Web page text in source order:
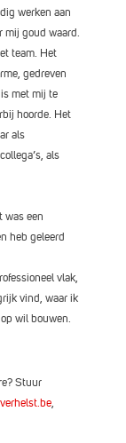
werken aan
mij goud waard.
team. Het
gedreven
met mij te
hoorde. Het
als
als
was een
heb geleerd
vlak,
vind, waar ik
wil bouwen.
Stuur
,